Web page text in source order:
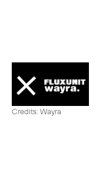
Credits: Wayra